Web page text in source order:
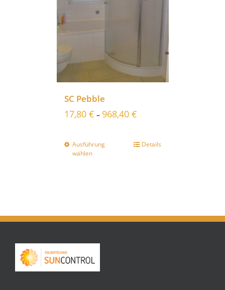
SC Pebble
17,80 € – 968,40 €
Ausführung
wählen
Details